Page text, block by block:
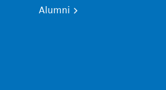
Alumni